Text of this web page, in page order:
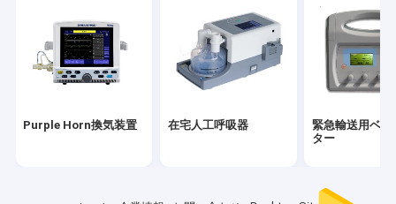
ポータブル患者モニター
EEGモニタリングデバイス
獣医用医療機器
Purple Horn換気装置 在宅人工呼吸器
緊急輸送用ベン
ター